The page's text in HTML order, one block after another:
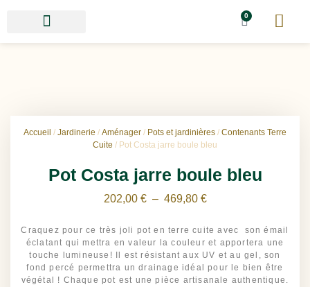
0
Accueil / Jardinerie / Aménager / Pots et jardinières / Contenants Terre
Cuite / Pot Costa jarre boule bleu
Pot Costa jarre boule bleu
202,00 € – 469,80 €
Craquez pour ce très joli pot en terre cuite avec son émail
éclatant qui mettra en valeur la couleur et apportera une
touche lumineuse! Il est résistant aux UV et au gel, son
fond percé permettra un drainage idéal pour le bien être
végétal ! Chaque pot est une pièce artisanale authentique.